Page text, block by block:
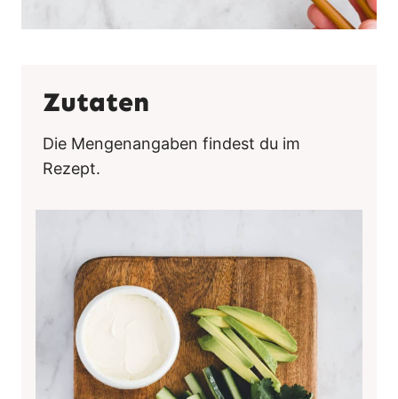
Zutaten
Die Mengenangaben findest du im
Rezept.